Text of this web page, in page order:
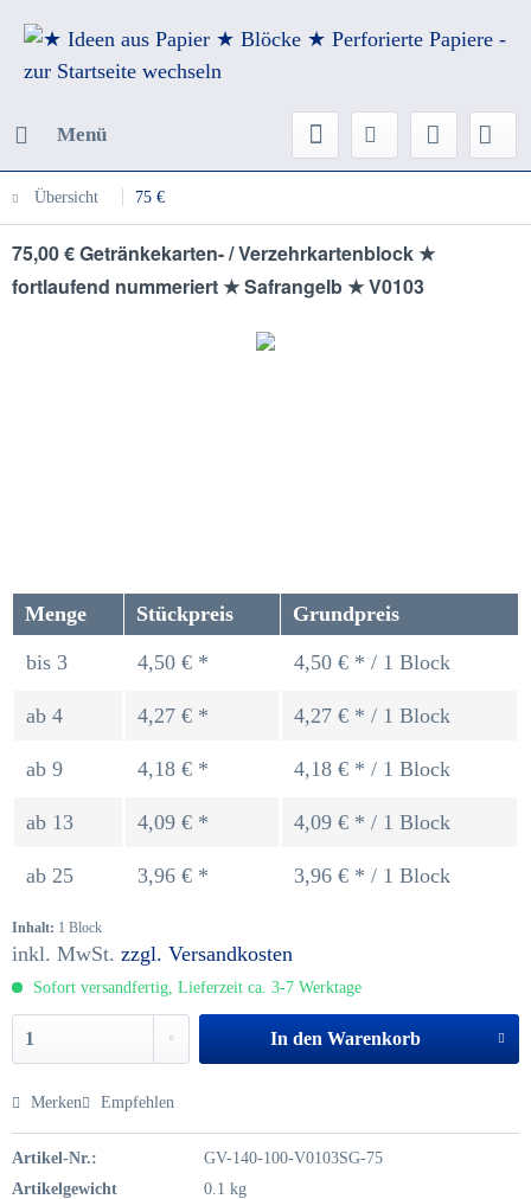
Menü
Übersicht 75 €
75,00 € Getränkekarten- / Verzehrkartenblock ★
fortlaufend nummeriert ★ Safrangelb ★ V0103
Menge Stückpreis Grundpreis
bis 3 4,50 € * 4,50 € * / 1 Block
ab 4 4,27 € * 4,27 € * / 1 Block
ab 9 4,18 € * 4,18 € * / 1 Block
ab 13 4,09 € * 4,09 € * / 1 Block
ab 25 3,96 € * 3,96 € * / 1 Block
Inhalt: 1 Block
inkl. MwSt. zzgl. Versandkosten
Sofort versandfertig, Lieferzeit ca. 3-7 Werktage
In den Warenkorb
Merken Empfehlen
Artikel-Nr.:
GV-140-100-V0103SG-75
Artikelgewicht
0.1 kg